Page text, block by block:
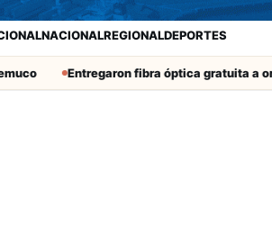
NACIONALREGIONALDEPORTES
Entregaron fibra óptica gratuita a